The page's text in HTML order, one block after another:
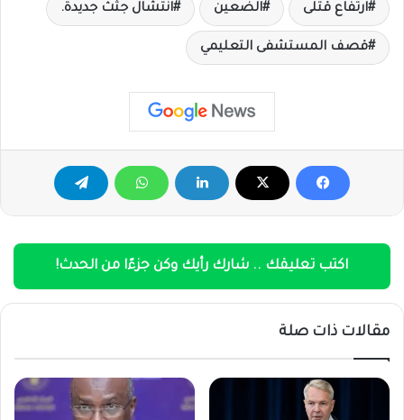
ارتفاع قتلى الضعين انتشال جثث جديدة.
قصف المستشفى التعليمي
اكتب تعليقك .. شارك رأيك وكن جزءًا من الحدث!
مقالات ذات صلة